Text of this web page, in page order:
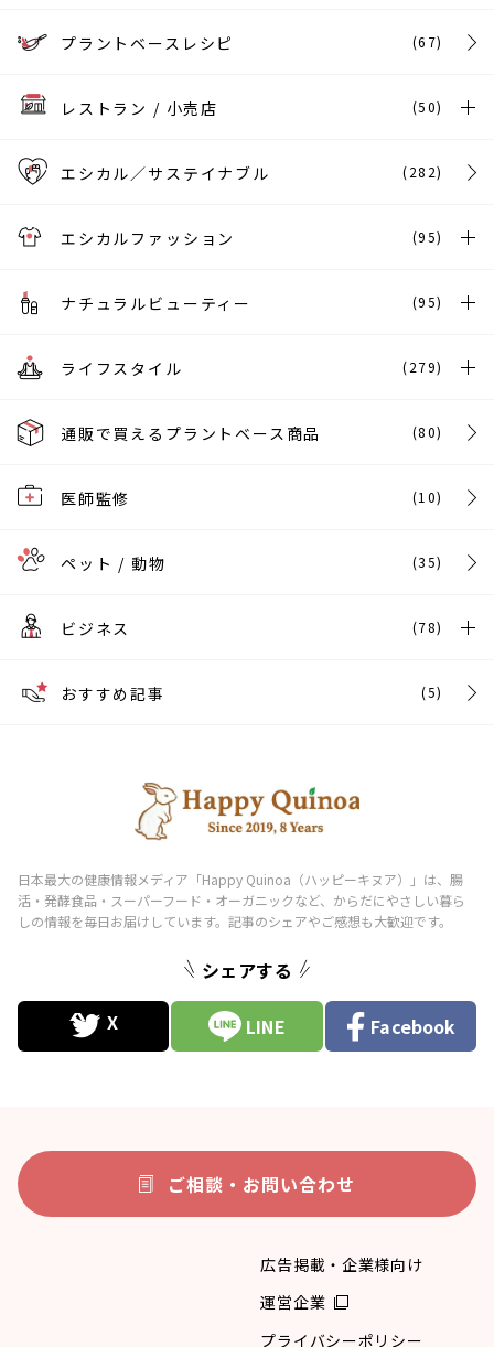
プラントベースレシピ (67)
レストラン / 小売店 (50)
エシカル／サステイナブル (282)
エシカルファッション (95)
ナチュラルビューティー (95)
ライフスタイル (279)
通販で買えるプラントベース商品 (80)
医師監修 (10)
ペット / 動物 (35)
ビジネス (78)
おすすめ記事 (5)
シェアする
LINE Facebook
ご相談・お問い合わせ
広告掲載・企業様向け
運営企業
プライバシーポリシー